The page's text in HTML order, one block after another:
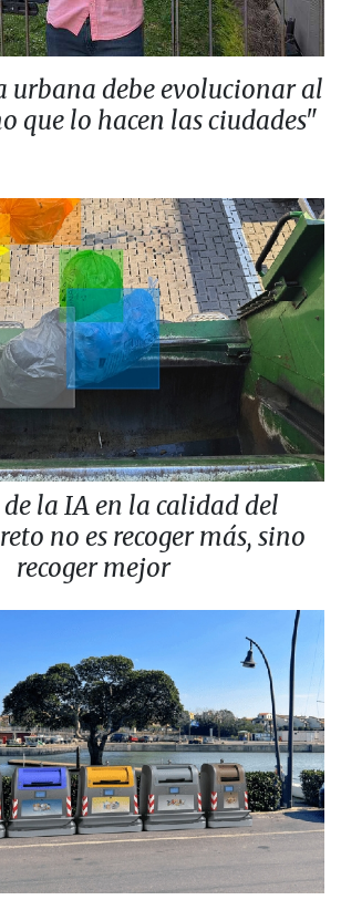
urbana debe evolucionar al
que lo hacen las ciudades"
la IA en la calidad del
no es recoger más, sino
recoger mejor